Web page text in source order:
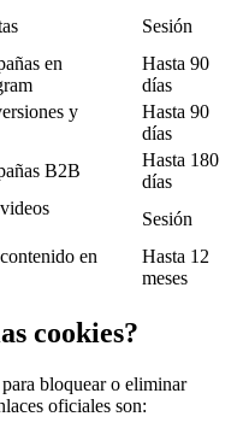
Sesión
en
Hasta 90
días
y
Hasta 90
días
B2B
Hasta 180
días
Sesión
en
Hasta 12
meses
cookies?
bloquear o eliminar
oficiales son: